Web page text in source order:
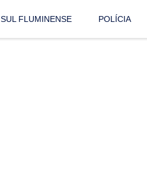
SUL FLUMINENSE POLÍCIA